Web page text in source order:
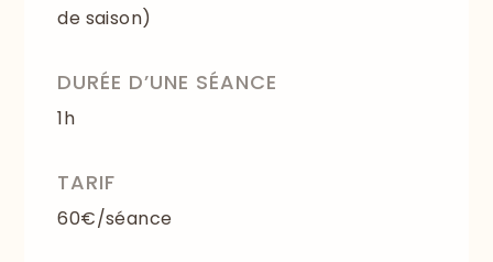
de saison)
DURÉE D’UNE SÉANCE
1h
TARIF
60€/séance